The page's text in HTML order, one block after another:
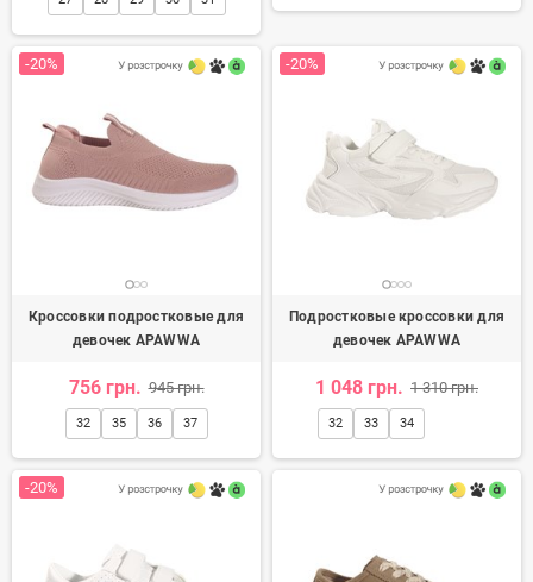
-20%
Кроссовки подростковые для
девочек APAWWA
756 грн. 945 грн.
32 35 36 37
-20%
Подростковые кроссовки для
девочек APAWWA
1 048 грн. 1 310 грн.
32 33 34
-20%